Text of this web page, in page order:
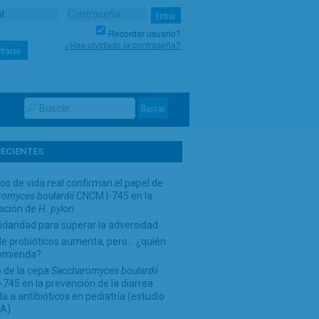
Recordar usuario?
¿Has olvidado la contraseña?
de vida real confirman el papel de
boulardii CNCM I-745 en la
de H. pylori
para superar la adversidad
probióticos aumenta, pero… ¿quién
de la cepa Saccharomyces boulardii
745 en la prevención de la diarrea
a antibióticos en pediatría (estudio